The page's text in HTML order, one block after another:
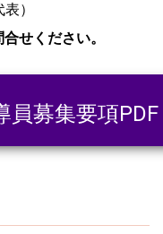
表）
せください。
募集要項